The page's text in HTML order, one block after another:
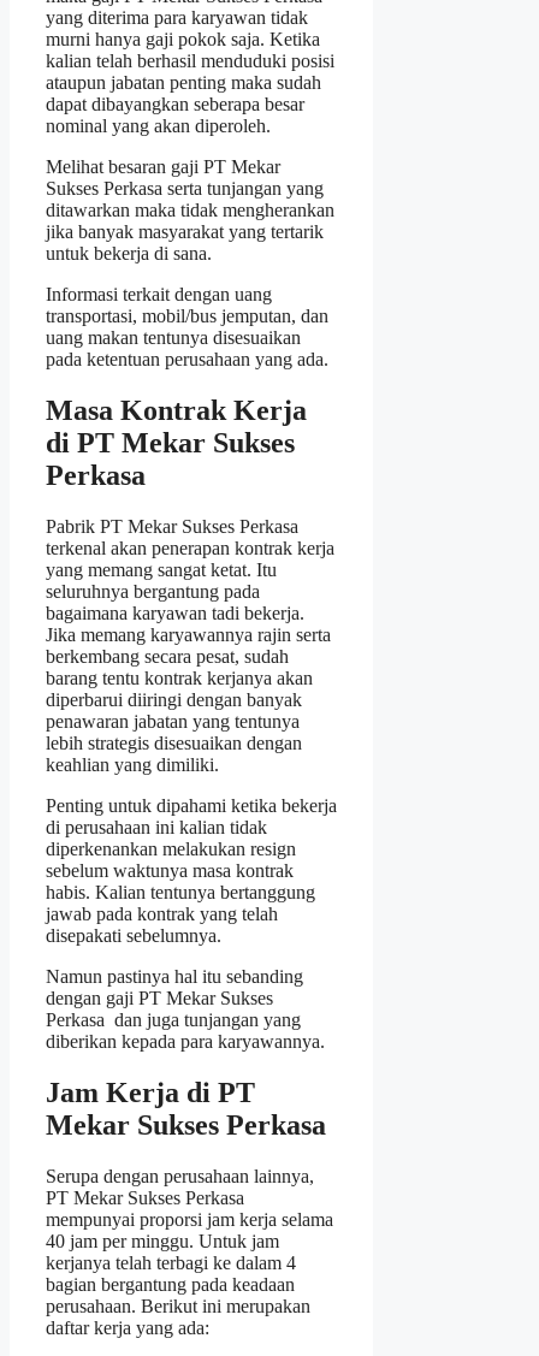
yang diterima para karyawan tidak
murni hanya gaji pokok saja. Ketika
kalian telah berhasil menduduki posisi
ataupun jabatan penting maka sudah
dapat dibayangkan seberapa besar
nominal yang akan diperoleh.
Melihat besaran gaji PT Mekar
Sukses Perkasa serta tunjangan yang
ditawarkan maka tidak mengherankan
jika banyak masyarakat yang tertarik
untuk bekerja di sana.
Informasi terkait dengan uang
transportasi, mobil/bus jemputan, dan
uang makan tentunya disesuaikan
pada ketentuan perusahaan yang ada.
Masa Kontrak Kerja
di PT Mekar Sukses
Perkasa
Pabrik PT Mekar Sukses Perkasa
terkenal akan penerapan kontrak kerja
yang memang sangat ketat. Itu
seluruhnya bergantung pada
bagaimana karyawan tadi bekerja.
Jika memang karyawannya rajin serta
berkembang secara pesat, sudah
barang tentu kontrak kerjanya akan
diperbarui diiringi dengan banyak
penawaran jabatan yang tentunya
lebih strategis disesuaikan dengan
keahlian yang dimiliki.
Penting untuk dipahami ketika bekerja
di perusahaan ini kalian tidak
diperkenankan melakukan resign
sebelum waktunya masa kontrak
habis. Kalian tentunya bertanggung
jawab pada kontrak yang telah
disepakati sebelumnya.
Namun pastinya hal itu sebanding
dengan gaji PT Mekar Sukses
Perkasa dan juga tunjangan yang
diberikan kepada para karyawannya.
Jam Kerja di PT
Mekar Sukses Perkasa
Serupa dengan perusahaan lainnya,
PT Mekar Sukses Perkasa
mempunyai proporsi jam kerja selama
40 jam per minggu. Untuk jam
kerjanya telah terbagi ke dalam 4
bagian bergantung pada keadaan
perusahaan. Berikut ini merupakan
daftar kerja yang ada: